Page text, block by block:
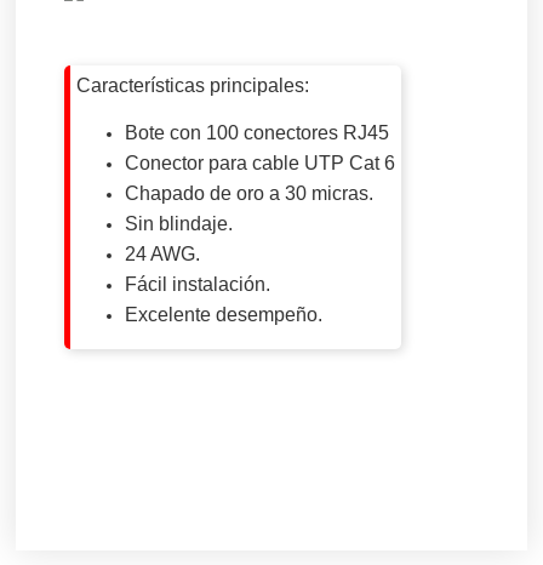
Características principales:
Bote con 100 conectores RJ45
Conector para cable UTP Cat 6
Chapado de oro a 30 micras.
Sin blindaje.
24 AWG.
Fácil instalación.
Excelente desempeño.